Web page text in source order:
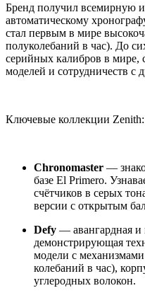
Бренд получил всемирную
автоматическому
стал первым в мире
полуколебаний в час). До
серийных калибров в мире,
моделей и сотрудничеств с
Ключевые коллекции Zenith:
Chronomaster —
базе El Primero.
счётчиков в серых
версии с открытым
Defy — авангардная и
демонстрирующая
модели с
колебаний в час),
углеродных волокон.